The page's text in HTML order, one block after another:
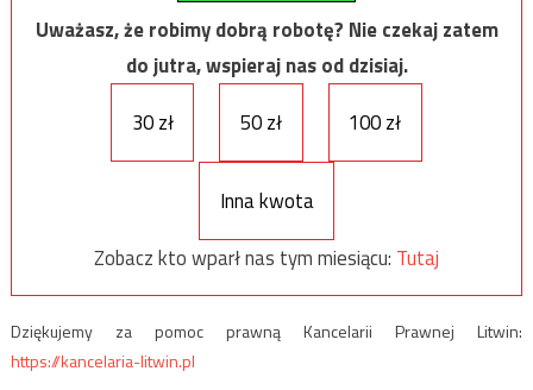
Uważasz, że robimy dobrą robotę? Nie czekaj zatem
do jutra, wspieraj nas od dzisiaj.
30 zł
50 zł 100 zł
Inna kwota
Zobacz kto wparł nas tym miesiącu: Tutaj
Dziękujemy za pomoc prawną Kancelarii Prawnej Litwin:
https://kancelaria-litwin.pl